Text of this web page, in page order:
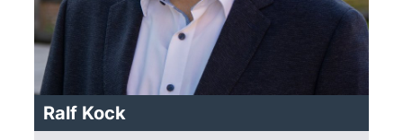
Ralf Kock